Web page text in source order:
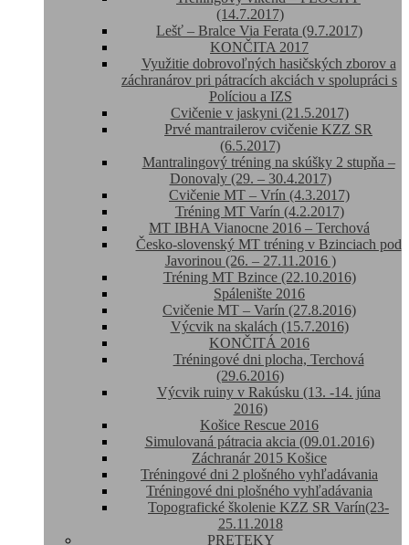
(14.7.2017)
Lešť – Bralce Via Ferata (9.7.2017)
KONČITA 2017
Využitie dobrovoľných hasičských zborov a
záchranárov pri pátracích akciách v spolupráci s
Políciou a IZS
Cvičenie v jaskyni (21.5.2017)
Prvé mantrailerov cvičenie KZZ SR
(6.5.2017)
Mantralingový tréning na skúšky 2 stupňa –
Donovaly (29. – 30.4.2017)
Cvičenie MT – Vrín (4.3.2017)
Tréning MT Varín (4.2.2017)
MT IBHA Vianocne 2016 – Terchová
Česko-slovenský MT tréning v Bzinciach pod
Javorinou (26. – 27.11.2016 )
Tréning MT Bzince (22.10.2016)
Spálenište 2016
Cvičenie MT – Varín (27.8.2016)
Výcvik na skalách (15.7.2016)
KONČITÁ 2016
Tréningové dni plocha, Terchová
(29.6.2016)
Výcvik ruiny v Rakúsku (13. -14. júna
2016)
Košice Rescue 2016
Simulovaná pátracia akcia (09.01.2016)
Záchranár 2015 Košice
Tréningové dni 2 plošného vyhľadávania
Tréningové dni plošného vyhľadávania
Topografické školenie KZZ SR Varín(23-
25.11.2018
PRETEKY